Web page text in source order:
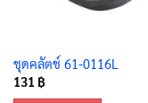
ชุดคลัตช์ 61-0116L
131 ฿